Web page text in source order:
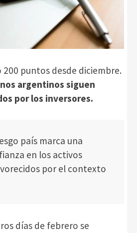
200 puntos desde diciembre.
argentinos siguen
por los inversores.
país marca una
en los activos
por el contexto
días de febrero se